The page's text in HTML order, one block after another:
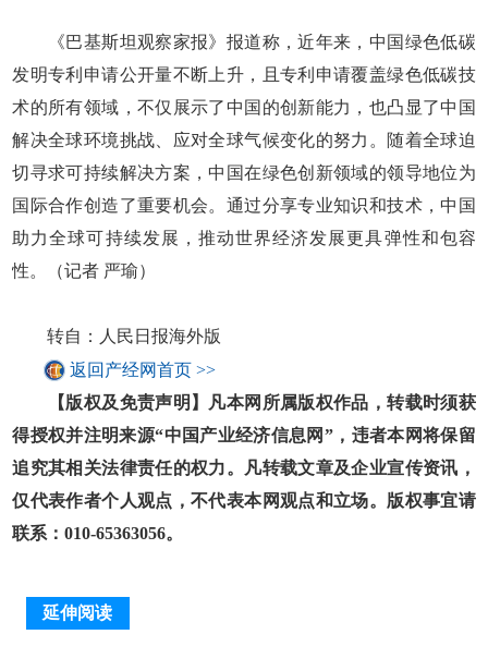
《巴基斯坦观察家报》报道称，近年来，中国绿色低碳
发明专利申请公开量不断上升，且专利申请覆盖绿色低碳技
术的所有领域，不仅展示了中国的创新能力，也凸显了中国
解决全球环境挑战、应对全球气候变化的努力。随着全球迫
切寻求可持续解决方案，中国在绿色创新领域的领导地位为
国际合作创造了重要机会。通过分享专业知识和技术，中国
助力全球可持续发展，推动世界经济发展更具弹性和包容
性。（记者 严瑜）
转自：人民日报海外版
返回产经网首页 >>
【版权及免责声明】凡本网所属版权作品，转载时须获
得授权并注明来源“中国产业经济信息网”，违者本网将保留
追究其相关法律责任的权力。凡转载文章及企业宣传资讯，
仅代表作者个人观点，不代表本网观点和立场。版权事宜请
联系：010-65363056。
延伸阅读